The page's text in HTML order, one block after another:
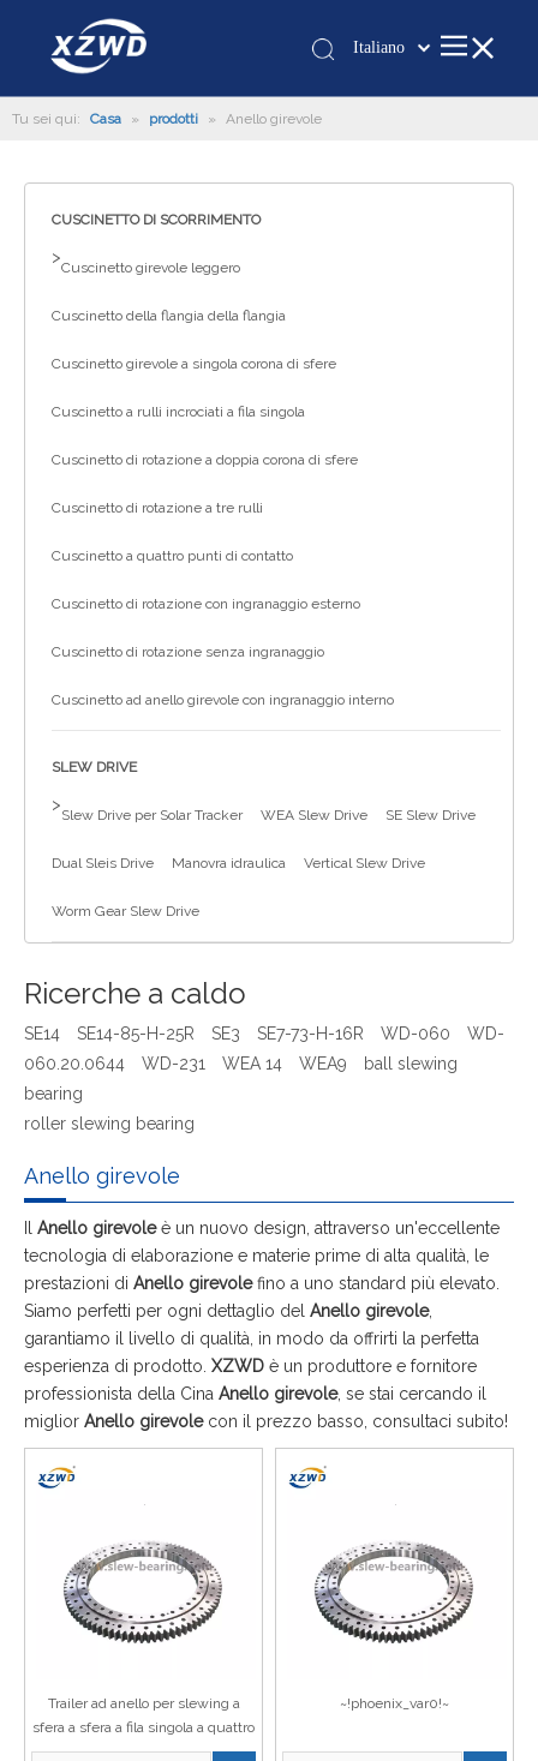
Italiano
Tiếng Việt
العربية
Tu sei qui: Casa » prodotti » Anello girevole
CUSCINETTO DI SCORRIMENTO
>
Cuscinetto girevole leggero
Cuscinetto della flangia della flangia
Cuscinetto girevole a singola corona di sfere
Cuscinetto a rulli incrociati a fila singola
Cuscinetto di rotazione a doppia corona di sfere
Cuscinetto di rotazione a tre rulli
Cuscinetto a quattro punti di contatto
Cuscinetto di rotazione con ingranaggio esterno
Cuscinetto di rotazione senza ingranaggio
Cuscinetto ad anello girevole con ingranaggio interno
SLEW DRIVE
>
Slew Drive per Solar Tracker WEA Slew Drive SE Slew Drive
Dual Sleis Drive Manovra idraulica Vertical Slew Drive
Worm Gear Slew Drive
Ricerche a caldo
SE14 SE14-85-H-25R SE3 SE7-73-H-16R WD-060
WD-
060.20.0644
WD-231 WEA 14 WEA9
ball slewing
bearing
roller slewing bearing
Anello girevole
Anello girevoleè un nuovo design, attraverso un'eccellente
tecnologia di elaborazione e materie prime di alta qualità, le
prestazioni di Anello girevolefino a uno standard più elevato.
Siamo perfetti per ogni dettaglio del Anello girevole,
garantiamo il livello di qualità, in modo da offrirti la perfetta
esperienza di prodotto. XZWD è un produttore e fornitore
professionista della Cina Anello girevole, se stai cercando il
miglior Anello girevolecon il prezzo basso, consultaci subito!
Trailer ad anello per slewing a
sfera a sfera a fila singola a quattro
punti
~!phoenix_var0!~